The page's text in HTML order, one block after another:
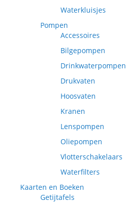
Waterkluisjes
Pompen
Accessoires
Bilgepompen
Drinkwaterpompen
Drukvaten
Hoosvaten
Kranen
Lenspompen
Oliepompen
Vlotterschakelaars
Waterfilters
Kaarten en Boeken
Getijtafels